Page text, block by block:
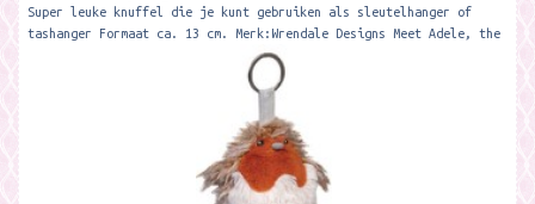
Super leuke knuffel die je kunt gebruiken als sleutelhanger of
tashanger Formaat ca. 13 cm. Merk:Wrendale Designs Meet Adele, the